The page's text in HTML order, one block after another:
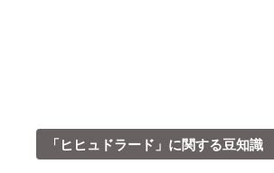
「ヒヒュドラード」に関する豆知識